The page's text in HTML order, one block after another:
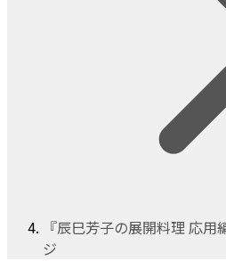
『辰巳芳子の展開料理 応
ジ